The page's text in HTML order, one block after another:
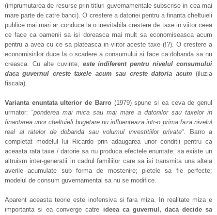
(imprumutarea de resurse prin titluri guvernamentale subscrise in cea mai
mare parte de catre banci). O crestere a datoriei pentru a finanta cheltuieli
publice mai mari ar conduce la o inevitabila crestere de taxe in viitor ceea
ce face ca oamenii sa isi doreasca mai mult sa economiseasca acum
pentru a avea cu ce sa plateasca in viitor aceste taxe (!?). O crestere a
economisirilor duce la o scadere a consumului si face ca dobanda sa nu
creasca. Cu alte cuvinte, este indiferent pentru nivelul consumului
daca guvernul creste taxele acum sau creste datoria acum (iluzia
fiscala).
Varianta enuntata ulterior de Barro(1979) spune si ea ceva de genul
urmator: “ponderea mai mica sau mai mare a datoriilor sau taxelor in
finantarea unor cheltuieli bugetare nu influenteaza intr-o prima faza nivelul
real al ratelor de dobanda sau volumul investitiilor private“. Barro a
completat modelul lui Ricardo prin adaugarea unor conditii pentru ca
aceasta rata taxe / datorie sa nu produca efectele enuntate: sa existe un
altruism inter-generatii in cadrul familiilor care sa isi transmita una alteia
averile acumulate sub forma de mostenire; pietele sa fie perfecte;
modelul de consum guvernamental sa nu se modifice.
Aparent aceasta teorie este inofensiva si fara miza. In realitate miza e
importanta si ea converge catre ideea ca guvernul, daca decide sa